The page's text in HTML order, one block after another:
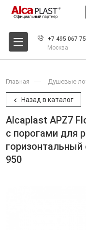
+7 495 067
Москва
Главная Душевые
Назад в каталог
Alcaplast APZ7
с порогами для
горизонтальный
950